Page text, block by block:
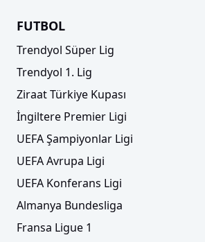
FUTBOL
Trendyol Süper Lig
Trendyol 1. Lig
Ziraat Türkiye Kupası
İngiltere Premier Ligi
UEFA Şampiyonlar Ligi
UEFA Avrupa Ligi
UEFA Konferans Ligi
Almanya Bundesliga
Fransa Ligue 1